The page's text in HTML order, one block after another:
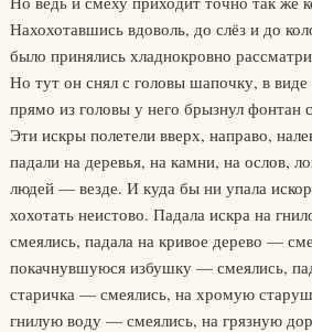
Нахохотавшись вдоволь, до слёз и до
было принялись хладнокровно
Но тут он снял с головы шапочку, в
прямо из головы у него брызнул фонтан
Эти искры полетели вверх, направо,
падали на деревья, на камни, на ослов,
людей — везде. И куда бы ни упала
хохотать неистово. Падала искра на
смеялись, падала на кривое дерево —
покачнувшуюся избушку — смеялись,
старичка — смеялись, на хромую
гнилую воду — смеялись, на грязную